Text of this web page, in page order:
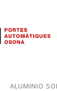
ALUMINIO